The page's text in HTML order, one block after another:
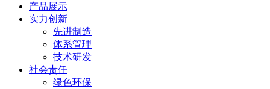
产品展示
实力创新
先进制造
体系管理
技术研发
社会责任
绿色环保